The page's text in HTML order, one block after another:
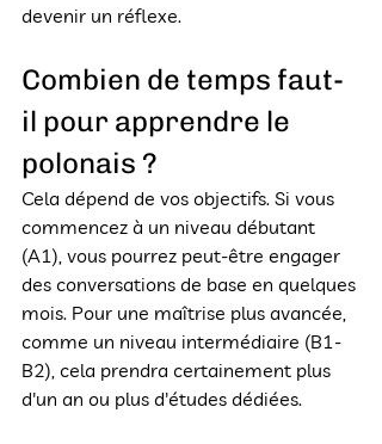
devenir un réflexe.
Combien de temps faut-
il pour apprendre le
polonais ?
Cela dépend de vos objectifs. Si vous
commencez à un niveau débutant
(A1), vous pourrez peut-être engager
des conversations de base en quelques
mois. Pour une maîtrise plus avancée,
comme un niveau intermédiaire (B1-
B2), cela prendra certainement plus
d'un an ou plus d'études dédiées.